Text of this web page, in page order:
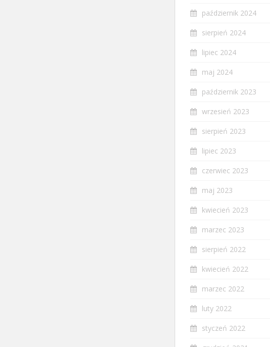
październik 2024
sierpień 2024
lipiec 2024
maj 2024
październik 2023
wrzesień 2023
sierpień 2023
lipiec 2023
czerwiec 2023
maj 2023
kwiecień 2023
marzec 2023
sierpień 2022
kwiecień 2022
marzec 2022
luty 2022
styczeń 2022